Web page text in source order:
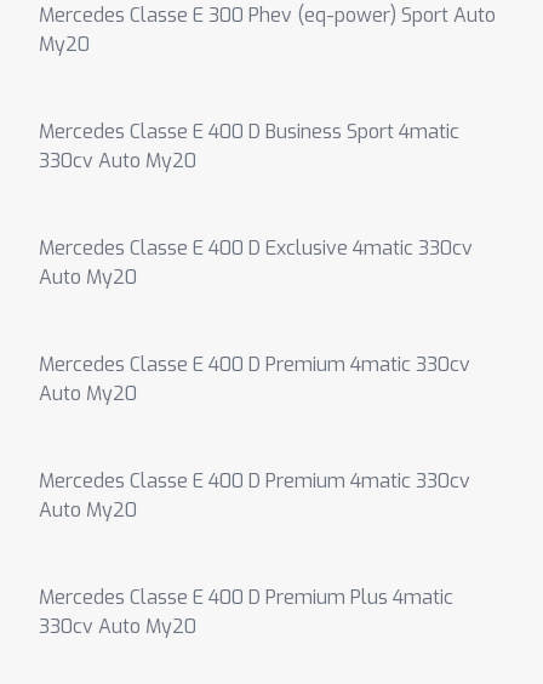
Mercedes Classe E 300 Phev (eq-power) Sport Auto
My20
Mercedes Classe E 400 D Business Sport 4matic
330cv Auto My20
Mercedes Classe E 400 D Exclusive 4matic 330cv
Auto My20
Mercedes Classe E 400 D Premium 4matic 330cv
Auto My20
Mercedes Classe E 400 D Premium 4matic 330cv
Auto My20
Mercedes Classe E 400 D Premium Plus 4matic
330cv Auto My20